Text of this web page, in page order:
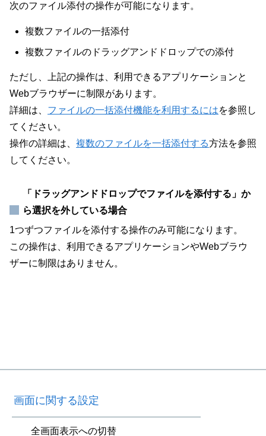
次のファイル添付の操作が可能になります。
複数ファイルの一括添付
複数ファイルのドラッグアンドドロップでの添付
ただし、上記の操作は、利用できるアプリケーションと
Webブラウザーに制限があります。
詳細は、 ファイルの一括添付機能を利用するにはを参照し
てください。
操作の詳細は、 複数のファイルを一括添付する方法を参照
してください。
「ドラッグアンドドロップでファイルを添付する」か
ら選択を外している場合
1つずつファイルを添付する操作のみ可能になります。
この操作は、利用できるアプリケーションやWebブラウ
ザーに制限はありません。
画面に関する設定
全画面表示への切替